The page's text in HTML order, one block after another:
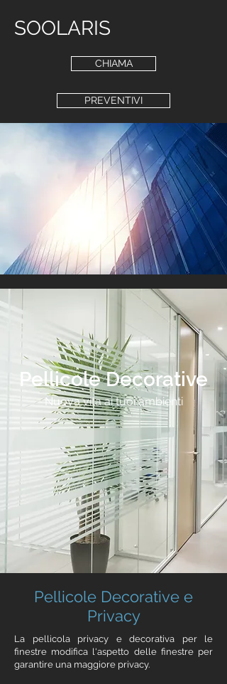
SOOLARIS
CHIAMA
PREVENTIVI
Pellicole Decorative
Nuova vita ai tuoi ambienti
Pellicole Decorative e
Privacy
La pellicola privacy e decorativa per le
finestre modifica l'aspetto delle finestre per
garantire una maggiore privacy.